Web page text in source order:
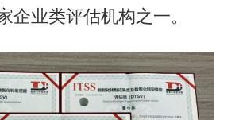
企业类评估机构之一。